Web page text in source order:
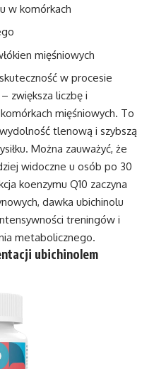
w komórkach
mięśniowych
w procesie
– zwiększa liczbę i
mięśniowych. To
tlenową i szybszą
Można zauważyć, że
widoczne u osób po 30
koenzymu Q10 zaczyna
dawka ubichinolu
treningów i
metabolicznego.
ubichinolem